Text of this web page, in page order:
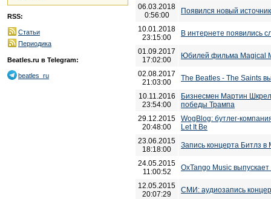
RSS:
Статьи
Периодика
Beatles.ru в Telegram:
beatles_ru
06.03.2018
0:56:00
Появился новый
10.01.2018
23:15:00
В интернете появились
01.09.2017
17:02:00
Юбилей фильма Magical
02.08.2017
21:03:00
The Beatles - The Saints
10.11.2016
23:54:00
Бизнесмен Мартин
победы Трампа
29.12.2015
20:48:00
WogBlog: бутлег-
Let It Be
23.06.2015
18:18:00
Запись концерта Битлз в
24.05.2015
11:00:52
OxTango Music
12.05.2015
20:07:29
СМИ: аудиозапись